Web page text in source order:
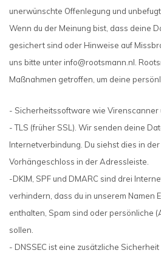
unerwünschte Offenlegung und
Wenn du der Meinung bist, dass deine
gesichert sind oder Hinweise auf
uns bitte unter info@rootsmann.nl .
Maßnahmen getroffen, um deine
- Sicherheitssoftware wie Virenscanner
- TLS (früher SSL). Wir senden deine
Internetverbindung. Du siehst dies in
Vorhängeschloss in der Adressleiste.
-DKIM, SPF und DMARC sind drei
verhindern, dass du in unserem Namen
enthalten, Spam sind oder persönliche
sollen.
- DNSSEC ist eine zusätzliche Sicherheit